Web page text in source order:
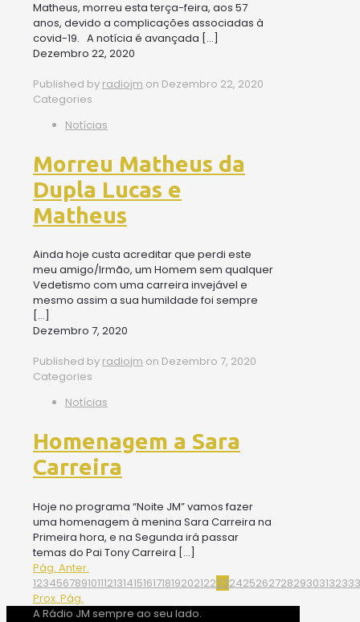
Matheus, morreu esta terça-feira, aos 57
anos, devido a complicações associadas à
covid-19. A notícia é avançada […]
Dezembro 22, 2020
Published by radiojm on Dezembro 22, 2020
Categories
Notícias
Morreu Matheus da
Dupla Lucas e
Matheus
Ainda hoje custa acreditar que perdi este
meu amigo/Irmão, um Homem sem qualquer
Vedetismo com uma carreira invejável e
mesmo assim a sua humildade foi sempre
[…]
Dezembro 7, 2020
Published by radiojm on Dezembro 7, 2020
Categories
Notícias
Homenagem a Sara
Carreira
Hoje no programa “Noite JM” vamos fazer
uma homenagem à menina Sara Carreira na
Primeira hora, e na Segunda irá passar
temas do Pai Tony Carreira […]
Pág. Anter.
123456789101112131415161718192021222324252627282930313233
Prox. Pág.
A Rádio JM sempre ao seu lado.